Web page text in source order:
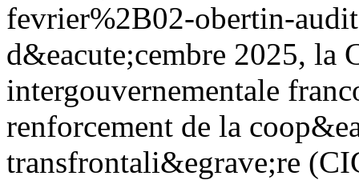
fevrier%2B02-obertin-
d&eacute;cembre 2025, la
intergouvernementale
renforcement de la
transfrontali&egrave;re